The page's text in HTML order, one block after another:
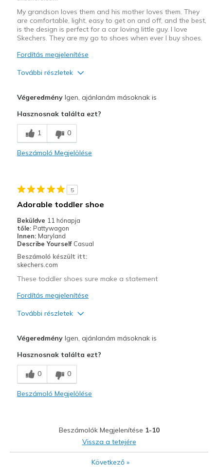
My grandson loves them and his mother loves them. They
are comfortable, light, easy to get on and off, and the best,
is the design is perfect for a car loving little guy. I love
Skechers. They are my go to shoes when ever I buy shoes.
Fordítás megjelenítése
További részletek
Breathe Well
Comfortable
Going Out
Travel
View On Shoes
I'm Into Shoes
VégeredményIgen, ajánlanám másoknak is
Hasznosnak találta ezt?
1 0
Beszámoló Megjelölése
5
Adorable toddler shoe
Beküldve 11 hónapja
tőle: Pattywagon
Innen: Maryland
Describe Yourself Casual
Beszámoló készült itt:
skechers.com
These toddler shoes sure make a statement
Fordítás megjelenítése
További részletek
Breathe Well
Comfortable
Casual Wear
VégeredményIgen, ajánlanám másoknak is
Hasznosnak találta ezt?
0 0
Beszámoló Megjelölése
Beszámolók Megjelenítése 1-10
Vissza a tetejére
Következő»